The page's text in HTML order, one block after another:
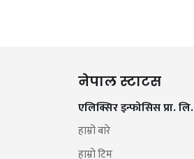
नेपाल स्टाटस
एलिक्सिर इन्फोसिस प्रा. लि.
हाम्रो बारे
हाम्रो टिम